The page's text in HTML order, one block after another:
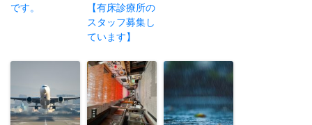
です。
【有床診療所の
スタッフ募集し
ています】